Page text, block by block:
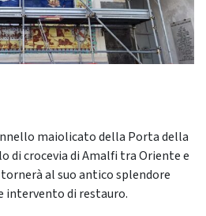
maiolicato della Porta della
di crocevia di Amalfi tra Oriente e
al suo antico splendore
di restauro.